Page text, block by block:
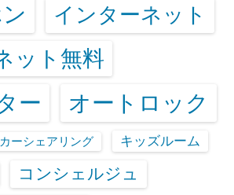
インターネット
ット無料
ー オートロック
カーシェアリング キッズルーム
コンシェルジュ